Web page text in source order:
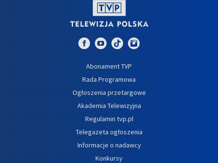
Abonament TVP
Rada Programowa
Ogłoszenia przetargowe
Akademia Telewizyjna
Regulamin tvp.pl
Telegazeta ogłoszenia
Informacje o nadawcy
Konkursy